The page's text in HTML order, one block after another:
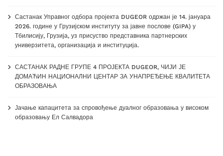
Састанак Управног одбора пројекта DUGEOR одржан је 14. јануара
2026. године у Грузијском институту за јавне послове (GIPA) у
Тбилисију, Грузија, уз присуство представника партнерских
универзитета, организација и институција.
САСТАНАК РАДНЕ ГРУПЕ 4 ПРОЈЕКТА DUGEOR, ЧИЈИ ЈЕ
ДОМАЋИН НАЦИОНАЛНИ ЦЕНТАР ЗА УНАПРЕЂЕЊЕ КВАЛИТЕТА
ОБРАЗОВАЊА
Јачање капацитета за спровођење дуалног образовања у високом
образовању Ел Салвадора